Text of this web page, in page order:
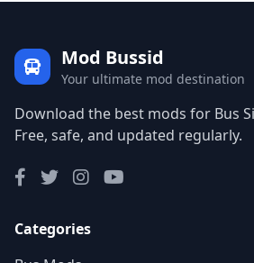
Mod Bussid
Your ultimate mod destination
Download the best mods for Bus
Free, safe, and updated regularly.
Categories